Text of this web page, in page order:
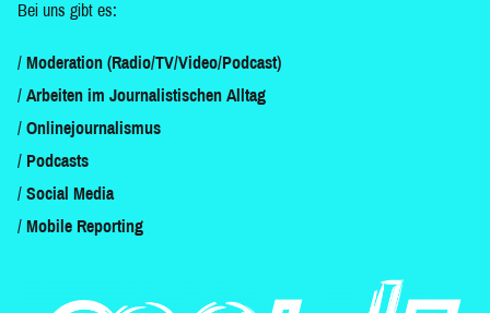
Bei uns gibt es:
Moderation (Radio/TV/Video/Podcast)
Arbeiten im Journalistischen Alltag
Onlinejournalismus
Podcasts
Social Media
Mobile Reporting